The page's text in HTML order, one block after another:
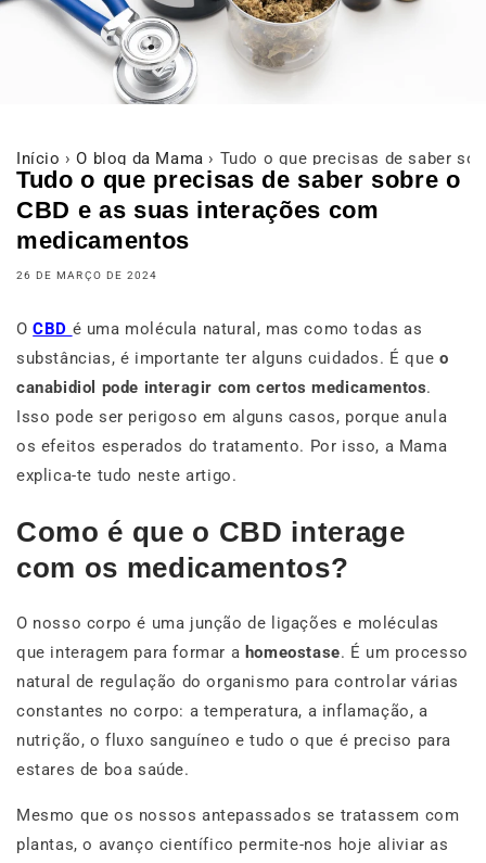
Início › O blog da Mama › Tudo o que precisas de saber
Tudo o que precisas de saber sobre o
CBD e as suas interações com
medicamentos
26 DE MARÇO DE 2024
OCBD é uma molécula natural, mas como todas as
substâncias, é importante ter alguns cuidados. É que o
canabidiol pode interagir com certos medicamentos.
Isso pode ser perigoso em alguns casos, porque anula
os efeitos esperados do tratamento. Por isso, a Mama
explica-te tudo neste artigo.
Como é que o CBD interage
com os medicamentos?
O nosso corpo é uma junção de ligações e moléculas
que interagem para formar a homeostase. É um processo
natural de regulação do organismo para controlar várias
constantes no corpo: a temperatura, a inflamação, a
nutrição, o fluxo sanguíneo e tudo o que é preciso para
estares de boa saúde.
Mesmo que os nossos antepassados se tratassem com
plantas, o avanço científico permite-nos hoje aliviar as